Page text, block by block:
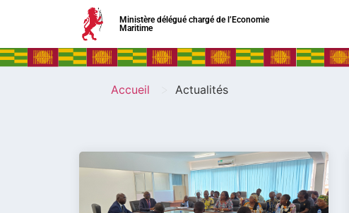
Ministère délégué chargé de l’Economie
Maritime
Accueil Actualités